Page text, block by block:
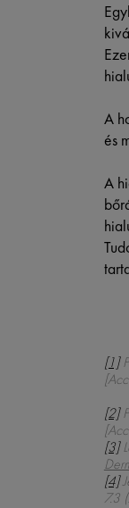
A
és
A
[1]
[2]
[3]
[4]
7.3